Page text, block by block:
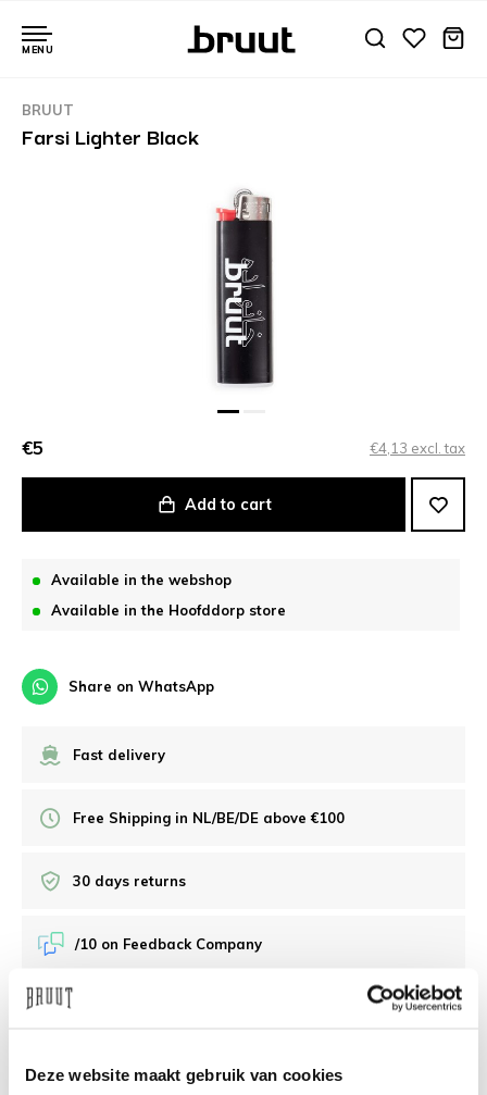
Deze website maakt gebruik van cookies
MENU
BRUUT
Farsi Lighter Black
€5 €4,13 excl. tax
Add to cart
Available in the webshop
Available in the Hoofddorp store
Share on WhatsApp
Fast delivery
Free Shipping in NL/BE/DE above €100
30 days returns
/10 on Feedback Company
info@bruut.nl Live chat Whatsapp